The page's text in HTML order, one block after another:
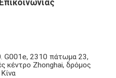
G001e, 2310 πάτωμα 23,
κέντρο Zhonghai, δρόμος